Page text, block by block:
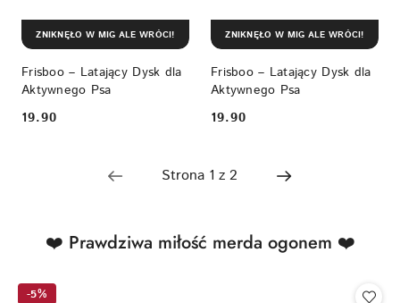
Frisboo – Latający Dysk dla
Aktywnego Psa
Cena:
19.90
ZNIKNĘŁO W MIG ALE WRÓCI!
Frisboo – Latający Dysk dla
Aktywnego Psa
Cena:
19.90
ZNIKNĘŁO W MIG ALE WRÓCI!
Pomiń karuzelę produktów
Produkty
statusie:
❤️ Prawdziwa miłość merda ogonem ❤️
-5%